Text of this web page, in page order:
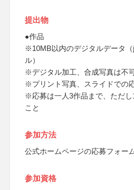
提出物
●作品
※10MB以内のデジタルデータ（
ル）
※デジタル加工、合成写真は不
※プリント写真、スライドでの
※応募は一人3作品まで、ただし
こと
参加方法
公式ホームページの応募フォー
参加資格